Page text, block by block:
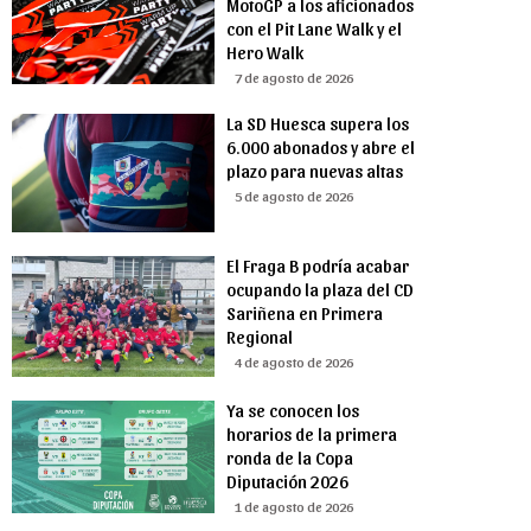
MotoGP a los aficionados
con el Pit Lane Walk y el
Hero Walk
7 de agosto de 2026
La SD Huesca supera los
6.000 abonados y abre el
plazo para nuevas altas
5 de agosto de 2026
El Fraga B podría acabar
ocupando la plaza del CD
Sariñena en Primera
Regional
4 de agosto de 2026
Ya se conocen los
horarios de la primera
ronda de la Copa
Diputación 2026
1 de agosto de 2026